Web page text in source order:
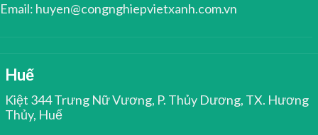
Email: huyen@congnghiepvietxanh.com.vn
Huế
Kiệt 344 Trưng Nữ Vương, P. Thủy Dương, TX. Hương
Thủy, Huế